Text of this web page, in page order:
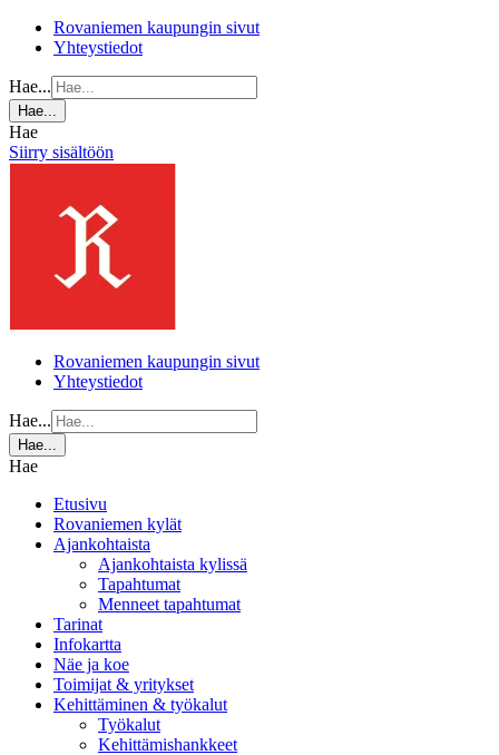
Rovaniemen kaupungin sivut
Yhteystiedot
Hae...
Hae...
Hae
Siirry sisältöön
Rovaniemen kaupungin sivut
Yhteystiedot
Hae...
Hae...
Hae
Etusivu
Rovaniemen kylät
Ajankohtaista
Ajankohtaista kylissä
Tapahtumat
Menneet tapahtumat
Tarinat
Infokartta
Näe ja koe
Toimijat & yritykset
Kehittäminen & työkalut
Työkalut
Kehittämishankkeet